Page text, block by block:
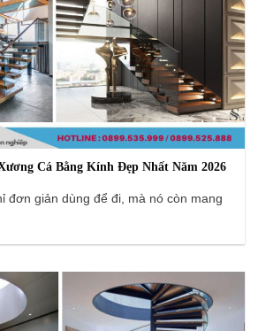
Cá Bằng Kính Đẹp Nhất Năm 2026
đơn giản dùng để đi, mà nó còn mang